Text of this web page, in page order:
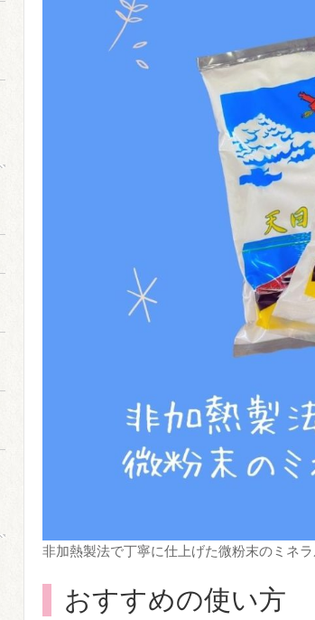
非加熱製法で丁寧に仕上げた微粉末のミネ
おすすめの使い方